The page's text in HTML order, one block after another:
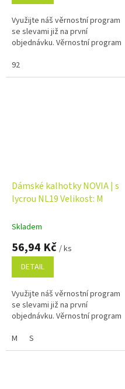
Využijte náš věrnostní program
se slevami již na první
objednávku. Věrnostní program
92
Dámské kalhotky NOVIA | s
lycrou NL19 Velikost: M
Skladem
56,94 Kč / ks
DETAIL
Využijte náš věrnostní program
se slevami již na první
objednávku. Věrnostní program
M
S